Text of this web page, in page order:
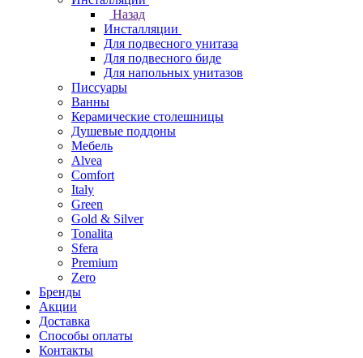
Назад
Инсталляции
Для подвесного унитаза
Для подвесного биде
Для напольных унитазов
Писсуары
Ванны
Керамические столешницы
Душевые поддоны
Мебель
Alvea
Comfort
Italy
Green
Gold & Silver
Tonalita
Sfera
Premium
Zero
Бренды
Акции
Доставка
Способы оплаты
Контакты